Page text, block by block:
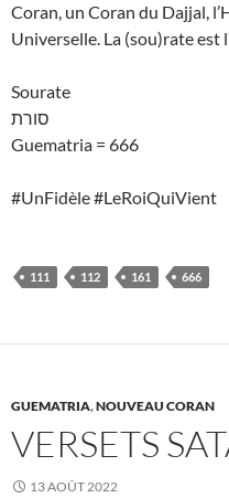
Coran, un Coran du Dajjal,
Universelle. La (sou)rate est
Sourate
סורת
Guematria = 666
#UnFidèle #LeRoiQuiVient
111 112 161 666
GUEMATRIA,NOUVEAU CORAN
VERSETS
13 AOÛT 2022